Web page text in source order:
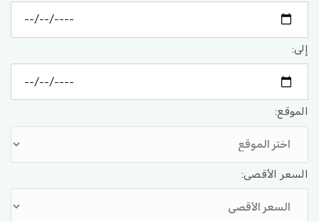
إلى:
الموقع:
السعر الأقصى: